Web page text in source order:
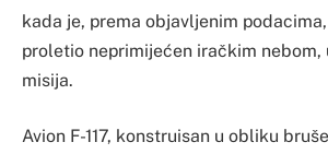
kada je, prema objavljenim
proletio neprimijećen iračkim nebom,
misija.
Avion F-117, konstruisan u obliku